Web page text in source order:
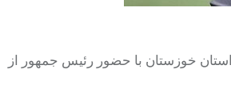
خوزستان با حضور رئیس جمهور از